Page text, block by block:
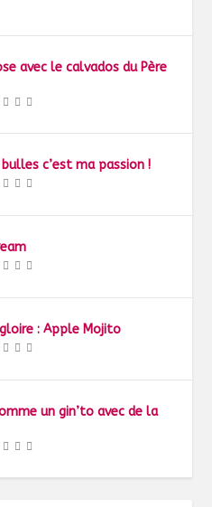
avec le calvados du Père
c’est ma passion !
: Apple Mojito
un gin’to avec de la